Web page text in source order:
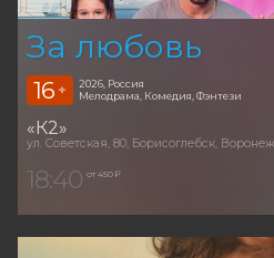
За любовь
16 +
2026, Россия
Мелодрама, Комедия, Фэнтези
«К2»
ул. Советская, 80, Борисоглебск,
18:40 от 450 ₽